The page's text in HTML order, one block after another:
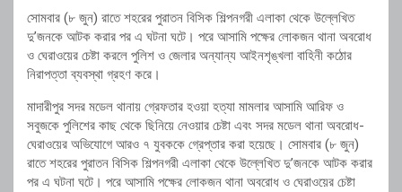
সোমবার (৮ জুন) রাতে শহরের পুরাতন বিসিক শিল্পনগরী এলাকা থেকে উল্লেখিত
দু’জনকে আটক করার পর এ ঘটনা ঘটে। পরে আসামি পক্ষের লোকজন থানা অবরোধ
ও ঘেরাওয়ের চেষ্টা করলে পুলিশ ও জেলার অন্যান্য আইনশৃঙ্খলা বাহিনী কঠোর
নিরাপত্তা ব্যবস্থা গ্রহণ করে।
মাদারীপুর সদর মডেল থানায় গ্রেফতার হওয়া হত্যা মামলার আসামি আরিফ ও
সবুজকে পুলিশের কাছ থেকে ছিনিয়ে নেওয়ার চেষ্টা এবং সদর মডেল থানা অবরোধ-
ঘেরাওয়ের অভিযোগে আরও ৭ যুবককে গ্রেপ্তার করা হয়েছে। সোমবার (৮ জুন)
রাতে শহরের পুরাতন বিসিক শিল্পনগরী এলাকা থেকে উল্লেখিত দু’জনকে আটক করার
পর এ ঘটনা ঘটে। পরে আসামি পক্ষের লোকজন থানা অবরোধ ও ঘেরাওয়ের চেষ্টা